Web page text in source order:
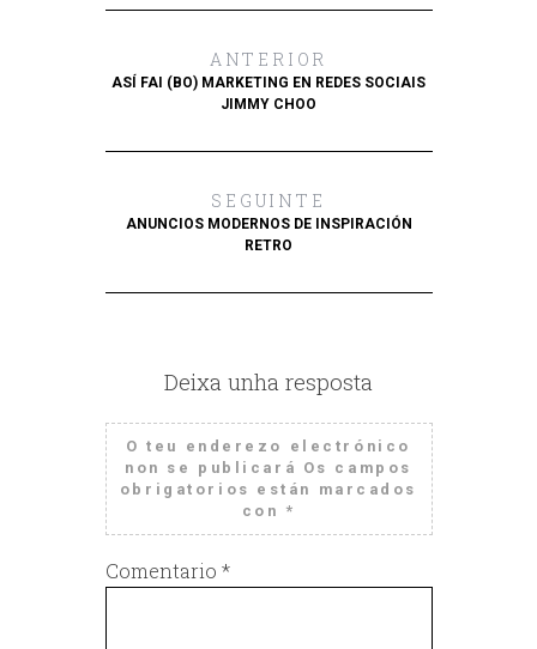
ANTERIOR
ASÍ FAI (BO) MARKETING EN REDES SOCIAIS
JIMMY CHOO
SEGUINTE
ANUNCIOS MODERNOS DE INSPIRACIÓN
RETRO
Deixa unha resposta
O teu enderezo electrónico
non se publicará Os campos
obrigatorios están marcados
con *
Comentario *